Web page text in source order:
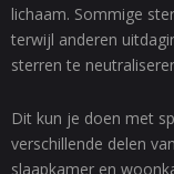
lichaam. Sommige
terwijl anderen
sterren te
Dit kun je doen met
verschillende delen
slaapkamer en